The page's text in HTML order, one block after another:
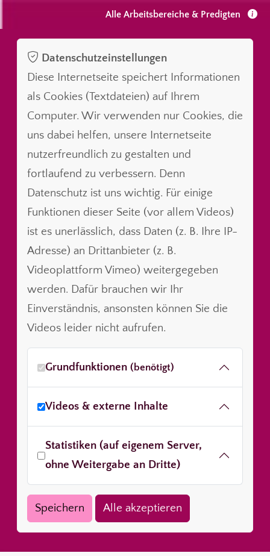
Alle Arbeitsbereiche & Predigten
Datenschutzeinstellungen
Diese Internetseite speichert Informationen
als Cookies (Textdateien) auf Ihrem
Computer. Wir verwenden nur Cookies, die
uns dabei helfen, unsere Internetseite
nutzerfreundlich zu gestalten und
fortlaufend zu verbessern. Denn
Datenschutz ist uns wichtig. Für einige
Funktionen dieser Seite (vor allem Videos)
ist es unerlässlich, dass Daten (z. B. Ihre IP-
Adresse) an Drittanbieter (z. B.
Videoplattform Vimeo) weitergegeben
werden. Dafür brauchen wir Ihr
Einverständnis, ansonsten können Sie die
Videos leider nicht aufrufen.
Grundfunktionen (benötigt)
Videos & externe Inhalte
Statistiken (auf eigenem Server,
ohne Weitergabe an Dritte)